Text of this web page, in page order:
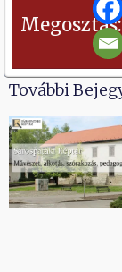
Megosztás:
További